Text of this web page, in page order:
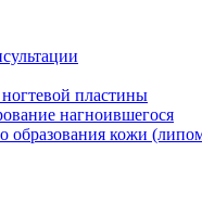
пластины
нагноившегося
образования кожи